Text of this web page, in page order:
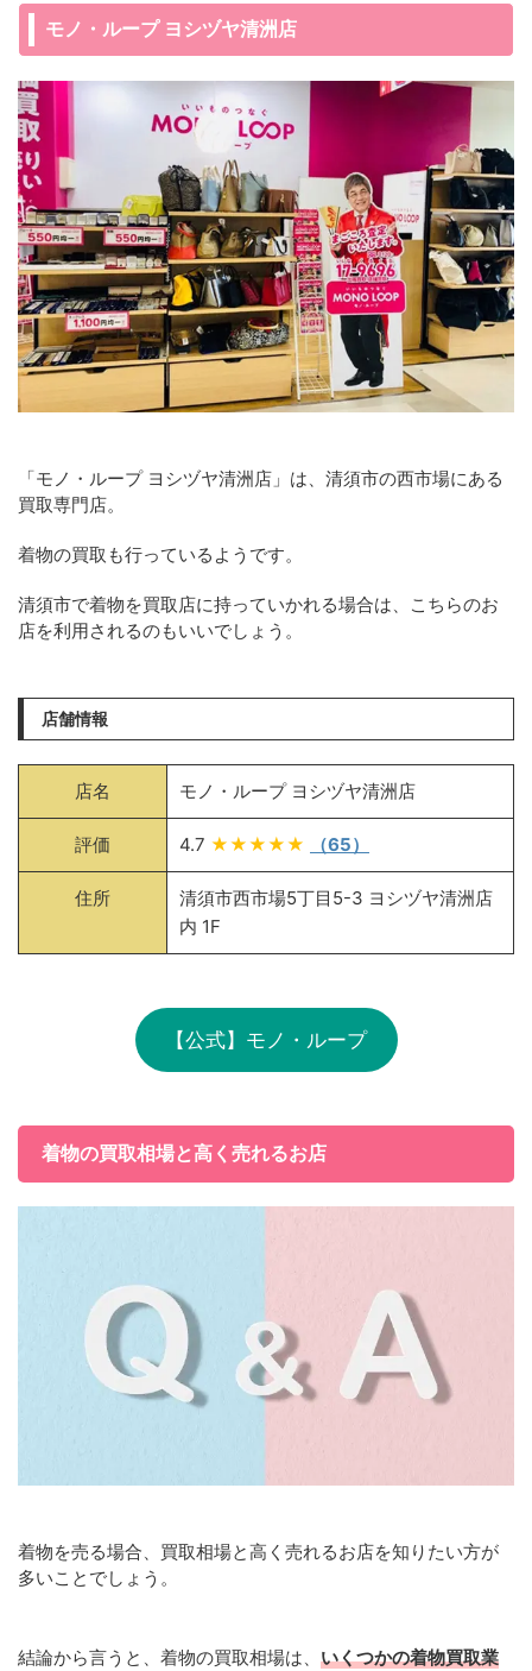
モノ・ループ ヨシヅヤ清洲店
「モノ・ループ ヨシヅヤ清洲店」は、清須市の西市場にある
買取専門店。
着物の買取も行っているようです。
清須市で着物を買取店に持っていかれる場合は、こちらのお
店を利用されるのもいいでしょう。
店舗情報
店名 モノ・ループ ヨシヅヤ清洲店
評価 4.7 ★★★★★ （65）
住所
清須市西市場5丁目5-3 ヨシヅヤ清洲店
内 1F
【公式】モノ・ループ
着物の買取相場と高く売れるお店
着物を売る場合、買取相場と高く売れるお店を知りたい方が
多いことでしょう。
結論から言うと、着物の買取相場は、 いくつかの着物買取業